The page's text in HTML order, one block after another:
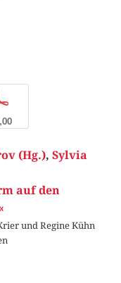
(Hg.), Sylvia
auf den
und Regine Kühn